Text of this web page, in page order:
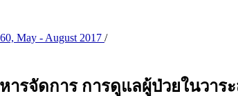
May - August 2017 /
รจัดการ การดูแลผู้ป่วยในวาร